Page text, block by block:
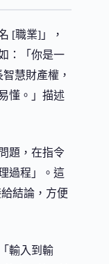
[職業]」，
：「你是一
慧財產權，
懂。」描述
題，在指令
過程」。這
結論，方便
輸入到輸